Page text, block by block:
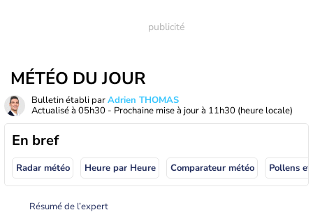
MÉTÉO DU JOUR
Bulletin établi parAdrien THOMAS
Actualisé à 05h30 - Prochaine mise à jour à 11h30 (heure locale)
En bref
Radar météo Heure par Heure Comparateur météo Pollens
Résumé de l’expert